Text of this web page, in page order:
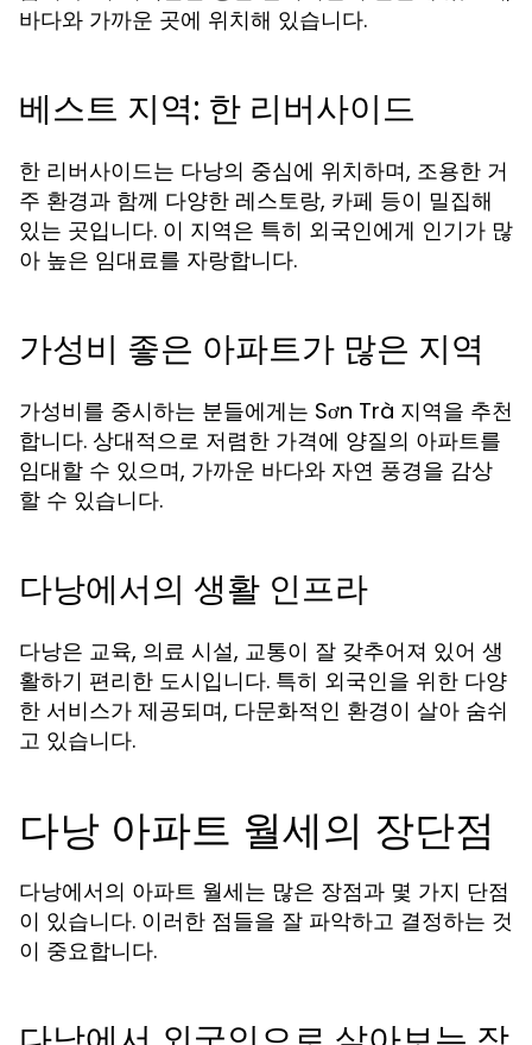
바다와 가까운 곳에 위치해 있습니다.
베스트 지역: 한 리버사이드
한 리버사이드는 다낭의 중심에 위치하며, 조용한 거
주 환경과 함께 다양한 레스토랑, 카페 등이 밀집해
있는 곳입니다. 이 지역은 특히 외국인에게 인기가 많
아 높은 임대료를 자랑합니다.
가성비 좋은 아파트가 많은 지역
가성비를 중시하는 분들에게는 Sơn Trà 지역을 추천
합니다. 상대적으로 저렴한 가격에 양질의 아파트를
임대할 수 있으며, 가까운 바다와 자연 풍경을 감상
할 수 있습니다.
다낭에서의 생활 인프라
다낭은 교육, 의료 시설, 교통이 잘 갖추어져 있어 생
활하기 편리한 도시입니다. 특히 외국인을 위한 다양
한 서비스가 제공되며, 다문화적인 환경이 살아 숨쉬
고 있습니다.
다낭 아파트 월세의 장단점
다낭에서의 아파트 월세는 많은 장점과 몇 가지 단점
이 있습니다. 이러한 점들을 잘 파악하고 결정하는 것
이 중요합니다.